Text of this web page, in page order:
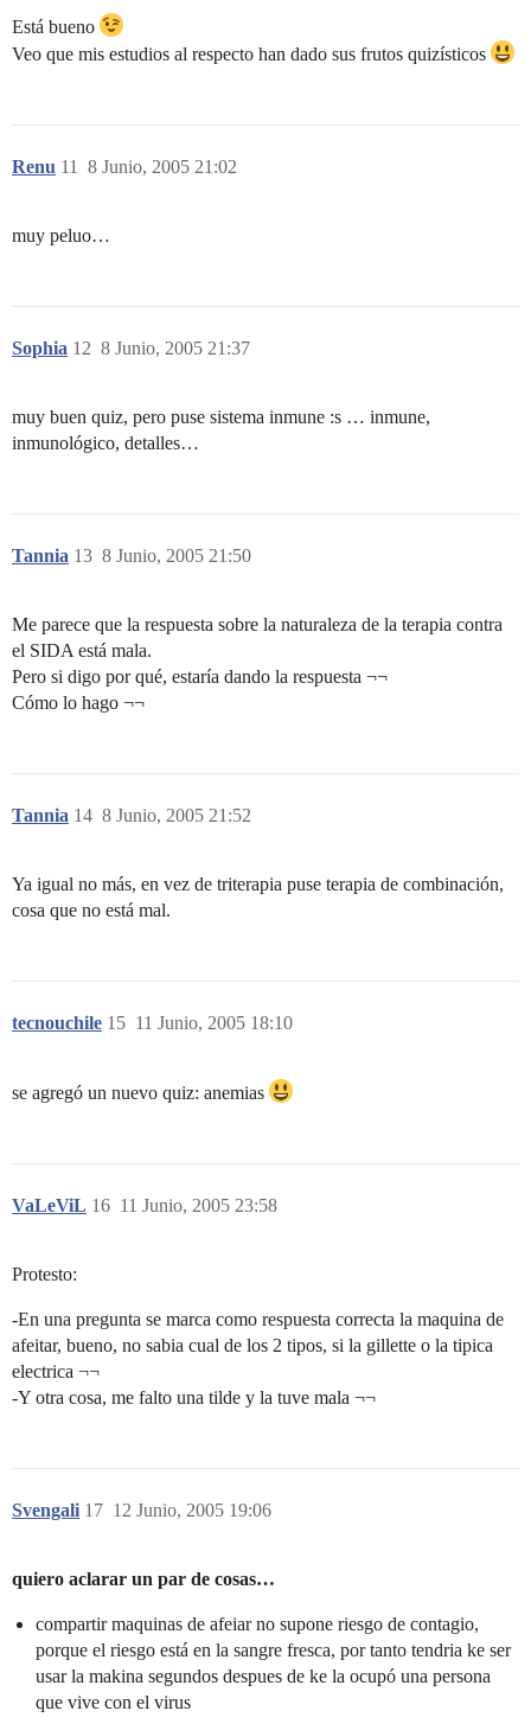
Está bueno
Veo que mis estudios al respecto han dado sus frutos quizísticos
Renu 8 Junio, 2005 21:02
11
muy peluo…
Sophia 8 Junio, 2005 21:37
12
muy buen quiz, pero puse sistema inmune :s … inmune,
inmunológico, detalles…
Tannia 8 Junio, 2005 21:50
13
Me parece que la respuesta sobre la naturaleza de la terapia contra
el SIDA está mala.
Pero si digo por qué, estaría dando la respuesta ¬¬
Cómo lo hago ¬¬
Tannia 8 Junio, 2005 21:52
14
Ya igual no más, en vez de triterapia puse terapia de combinación,
cosa que no está mal.
tecnouchile 11 Junio, 2005 18:10
15
se agregó un nuevo quiz: anemias
VaLeViL 11 Junio, 2005 23:58
16
Protesto:
-En una pregunta se marca como respuesta correcta la maquina de
afeitar, bueno, no sabia cual de los 2 tipos, si la gillette o la tipica
electrica ¬¬
-Y otra cosa, me falto una tilde y la tuve mala ¬¬
Svengali 12 Junio, 2005 19:06
17
quiero aclarar un par de cosas…
compartir maquinas de afeiar no supone riesgo de contagio,
porque el riesgo está en la sangre fresca, por tanto tendria ke ser
usar la makina segundos despues de ke la ocupó una persona
que vive con el virus